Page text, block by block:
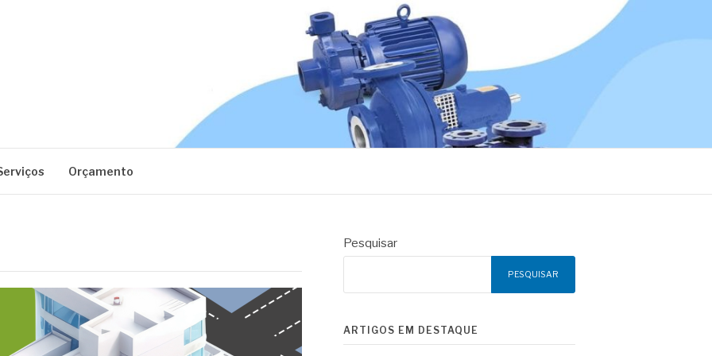
Orçamento
Pesquisar
PESQUISAR
ARTIGOS EM DESTAQUE